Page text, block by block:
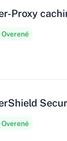
Proxy
Overené
Overené